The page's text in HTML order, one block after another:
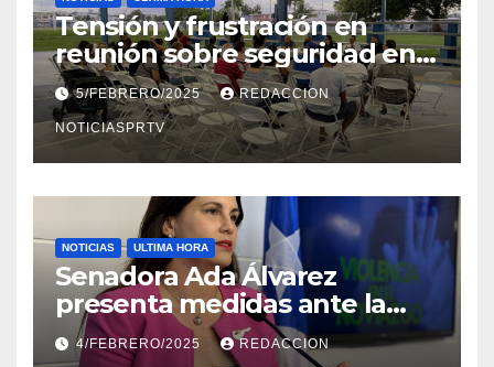
Tensión y frustración en
reunión sobre seguridad en
Reparto Metropolitano
5/FEBRERO/2025 REDACCION
NOTICIASPRTV
NOTICIAS ULTIMA HORA
Senadora Ada Álvarez
presenta medidas ante la
violencia en el noviazgo
4/FEBRERO/2025 REDACCION